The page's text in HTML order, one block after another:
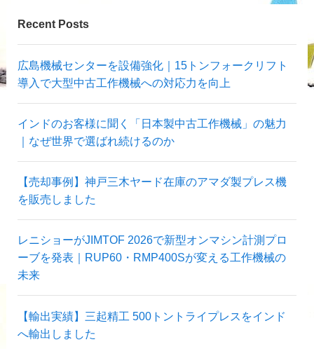
Recent Posts
広島機械センターを設備強化｜15トンフォークリフト
導入で大型中古工作機械への対応力を向上
インドのお客様に聞く「日本製中古工作機械」の魅力
｜なぜ世界で選ばれ続けるのか
【売却事例】神戸三木ヤード在庫のアマダ製プレス機
を販売しました
レニショーがJIMTOF 2026で新型オンマシン計測プロ
ーブを発表｜RUP60・RMP400Sが変える工作機械の
未来
【輸出実績】三起精工 500トントライプレスをインド
へ輸出しました